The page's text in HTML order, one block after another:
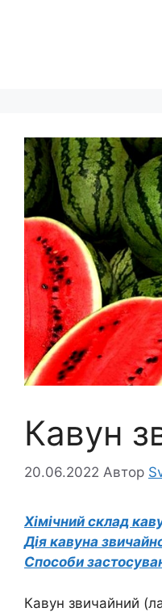
Кавун
20.06.2022 Автор
Хімічний склад
Дія кавуна
Способи
Кавун звичайний